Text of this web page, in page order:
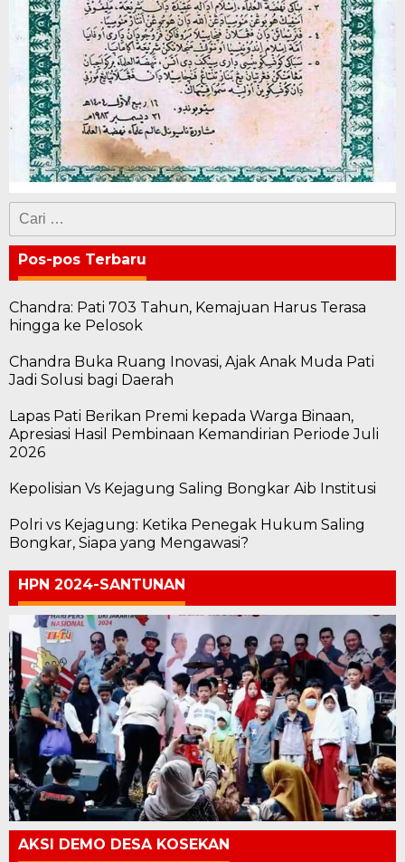
Cari
untuk:
Pos-pos Terbaru
Chandra: Pati 703 Tahun, Kemajuan Harus Terasa
hingga ke Pelosok
Chandra Buka Ruang Inovasi, Ajak Anak Muda Pati
Jadi Solusi bagi Daerah
Lapas Pati Berikan Premi kepada Warga Binaan,
Apresiasi Hasil Pembinaan Kemandirian Periode Juli
2026
Kepolisian Vs Kejagung Saling Bongkar Aib Institusi
Polri vs Kejagung: Ketika Penegak Hukum Saling
Bongkar, Siapa yang Mengawasi?
HPN 2024-SANTUNAN
AKSI DEMO DESA KOSEKAN